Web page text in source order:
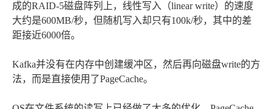
成的RAID-5磁盘阵列上，线性写入（linear write）的速度
大约是600MB/秒，但随机写入却只有100k/秒，其中的差
距接近6000倍。
Kafka并没有在内存中创建缓冲区，然后再向磁盘write的方
法，而是直接使用了PageCache。